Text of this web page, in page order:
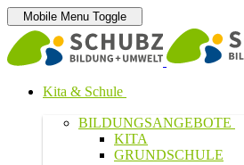
Mobile Menu Toggle
Kita & Schule
BILDUNGSANGEBOTE
KITA
GRUNDSCHULE